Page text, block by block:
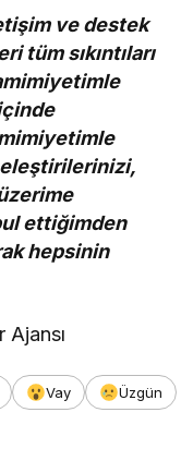
ve destek
tüm sıkıntıları
eleştirilerinizi,
ettiğimden
hepsinin
Vay
Üzgün